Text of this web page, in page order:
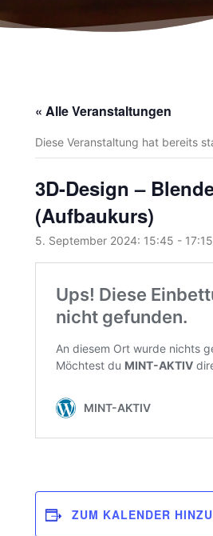
« Alle Veranstaltungen
Diese Veranstaltung hat bereits
3D-Design –
(Aufbaukurs)
5. September 2024: 15:45 - 17:15
ZUM KALENDER